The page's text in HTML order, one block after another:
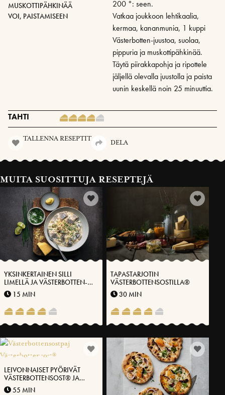
MUSKOTTIPÄHKINÄÄ
VOI, PAISTAMISEEN
200 °: seen.
Vatkaa joukkoon lehtikaalia,
kermaa, kananmunia, 1 kuppi
Västerbotten-juustoa, suolaa,
pippuria ja muskottipähkinää.
Täytä piirakkapohja ja ripottele
jäljellä olevalla juustolla ja paista
uunin keskellä noin 25 minuuttia.
TAHTI
TALLENNA RESEPTIT
DELA
MUITA SUOSITTUJA RESEPTEJÄ
YKSINKERTAINEN SILLI
LIMELLÄ JA VÄSTERBOTTEN-
JUUSTOLLA®
15 MIN
TAPASTARJOTIN
VÄSTERBOTTENSOSTILLA®
30 MIN
LEIVONNAISET PYÖRIVÄT
VÄSTERBOTTENSOST® JA
LEHTIKAALILLA
55 MIN